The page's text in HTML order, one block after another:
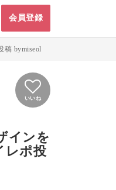
会員登録
稿 bymiseol
いいね
インを
レポ投